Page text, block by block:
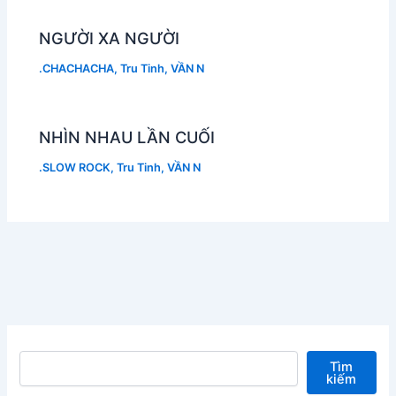
NGƯỜI XA NGƯỜI
.CHACHACHA,Tru Tinh,VẦN N
NHÌN NHAU LẦN CUỐI
.SLOW ROCK,Tru Tinh,VẦN N
Tìm kiếm Tìm
kiếm